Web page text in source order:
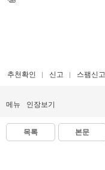
추천확인 신고 스팸신고
메뉴 인장보기
목록 본문